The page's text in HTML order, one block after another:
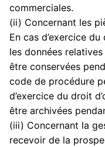
commerciales.
(ii) Concernant les
En cas d’exercice
les données
être conservées
code de procédure
d’exercice du droit
être archivées
(iii) Concernant la
recevoir de la